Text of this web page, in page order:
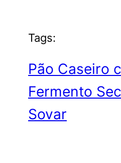
Tags:
Pão Caseiro
Fermento
Sovar